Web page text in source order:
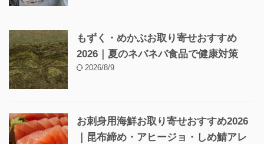
もずく・めかぶお取り寄せおすすめ
2026｜夏のネバネバ食品で健康対策
2026/8/9
お刺身用海鮮お取り寄せおすすめ2026
｜昆布締め・アヒージョ・しめ鯖アレ